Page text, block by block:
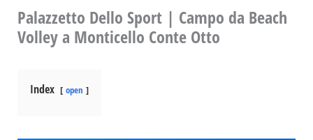
Palazzetto Dello Sport | Campo da Beach
Volley a Monticello Conte Otto
Index open